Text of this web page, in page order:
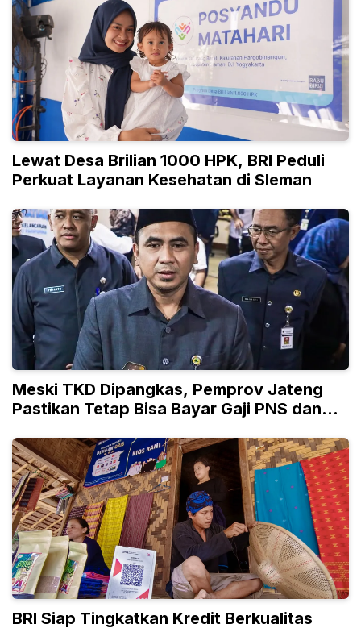
Lewat Desa Brilian 1000 HPK, BRI Peduli
Perkuat Layanan Kesehatan di Sleman
Meski TKD Dipangkas, Pemprov Jateng
Pastikan Tetap Bisa Bayar Gaji PNS dan
BRI Siap Tingkatkan Kredit Berkualitas